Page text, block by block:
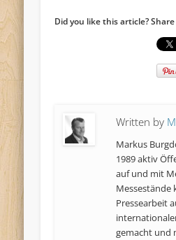
Did you like this article?
Written by
Markus
1989 aktiv
auf und mit
Messestände
Pressearbeit
gemacht und